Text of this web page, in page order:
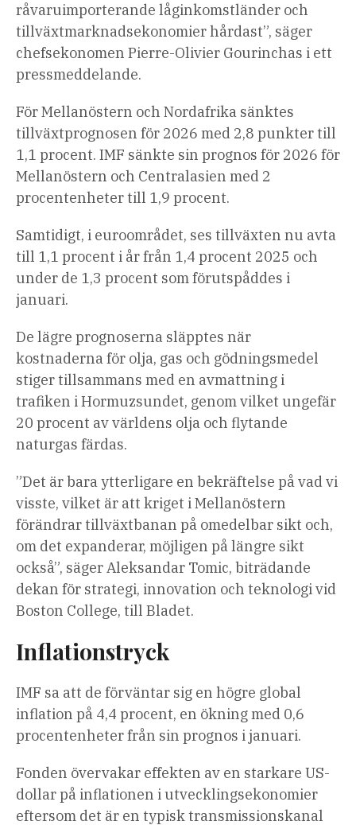
råvaruimporterande låginkomstländer och
tillväxtmarknadsekonomier hårdast”, säger
chefsekonomen Pierre-Olivier Gourinchas i ett
pressmeddelande.
För Mellanöstern och Nordafrika sänktes
tillväxtprognosen för 2026 med 2,8 punkter till
1,1 procent. IMF sänkte sin prognos för 2026 för
Mellanöstern och Centralasien med 2
procentenheter till 1,9 procent.
Samtidigt, i euroområdet, ses tillväxten nu avta
till 1,1 procent i år från 1,4 procent 2025 och
under de 1,3 procent som förutspåddes i
januari.
De lägre prognoserna släpptes när
kostnaderna för olja, gas och gödningsmedel
stiger tillsammans med en avmattning i
trafiken i Hormuzsundet, genom vilket ungefär
20 procent av världens olja och flytande
naturgas färdas.
”Det är bara ytterligare en bekräftelse på vad vi
visste, vilket är att kriget i Mellanöstern
förändrar tillväxtbanan på omedelbar sikt och,
om det expanderar, möjligen på längre sikt
också”, säger Aleksandar Tomic, biträdande
dekan för strategi, innovation och teknologi vid
Boston College, till Bladet.
Inflationstryck
IMF sa att de förväntar sig en högre global
inflation på 4,4 procent, en ökning med 0,6
procentenheter från sin prognos i januari.
Fonden övervakar effekten av en starkare US-
dollar på inflationen i utvecklingsekonomier
eftersom det är en typisk transmissionskanal